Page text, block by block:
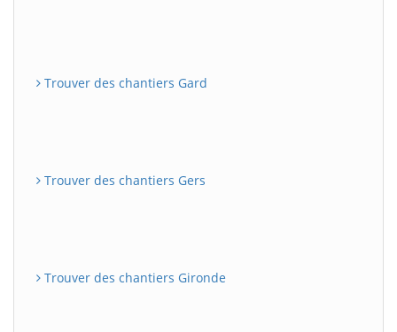
Trouver des chantiers Gard
Trouver des chantiers Gers
Trouver des chantiers Gironde